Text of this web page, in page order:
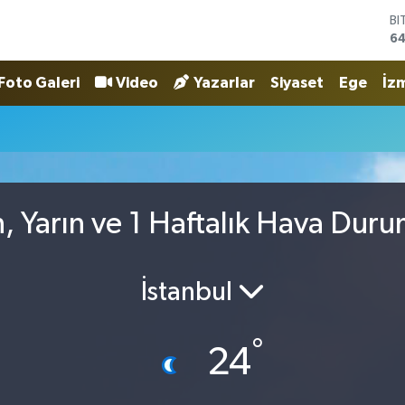
Foto Galeri Video Yazarlar Siyaset Ege
Yarın ve 1 Haftalık Hava
İstanbul
24°